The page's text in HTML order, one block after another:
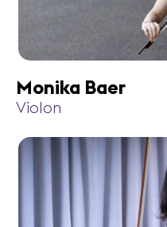
Monika Baer
Violon